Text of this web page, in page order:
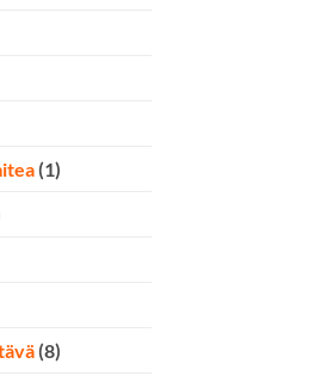
(1)
(8)